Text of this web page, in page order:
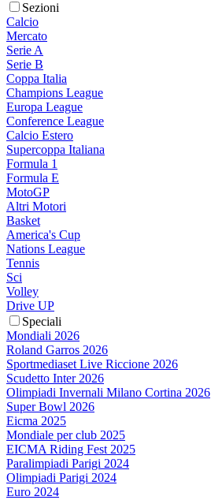
Sezioni
Calcio
Mercato
Serie A
Serie B
Coppa Italia
Champions League
Europa League
Conference League
Calcio Estero
Supercoppa Italiana
Formula 1
Formula E
MotoGP
Altri Motori
Basket
America's Cup
Nations League
Tennis
Sci
Volley
Drive UP
Speciali
Mondiali 2026
Roland Garros 2026
Sportmediaset Live Riccione 2026
Scudetto Inter 2026
Olimpiadi Invernali Milano Cortina 2026
Super Bowl 2026
Eicma 2025
Mondiale per club 2025
EICMA Riding Fest 2025
Paralimpiadi Parigi 2024
Olimpiadi Parigi 2024
Euro 2024